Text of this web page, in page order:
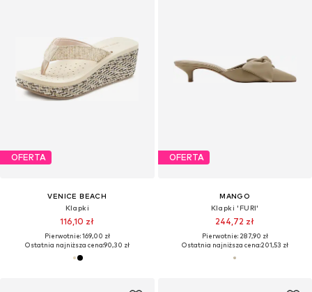
OFERTA
VENICE BEACH
Klapki
116,10 zł
Pierwotnie: 169,00 zł
Ostatnia najniższa cena:90,30 zł
OFERTA
MANGO
Klapki 'FURI'
244,72 zł
Pierwotnie: 287,90 zł
Ostatnia najniższa cena:201,53 zł